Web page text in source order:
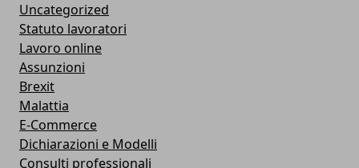
Uncategorized
Statuto lavoratori
Lavoro online
Assunzioni
Brexit
Malattia
E-Commerce
Dichiarazioni e Modelli
Consulti professionali